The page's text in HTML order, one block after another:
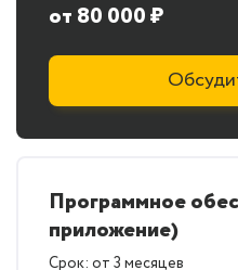
от 80 000 ₽
Программное
приложение)
Срок: от 3 месяцев